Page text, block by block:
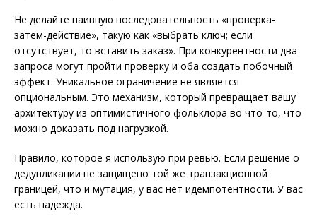
Не делайте наивную последовательность «проверка-
затем-действие», такую как «выбрать ключ; если
отсутствует, то вставить заказ». При конкурентности два
запроса могут пройти проверку и оба создать побочный
эффект. Уникальное ограничение не является
опциональным. Это механизм, который превращает вашу
архитектуру из оптимистичного фольклора во что-то, что
можно доказать под нагрузкой.
Правило, которое я использую при ревью. Если решение о
дедупликации не защищено той же транзакционной
границей, что и мутация, у вас нет идемпотентности. У вас
есть надежда.